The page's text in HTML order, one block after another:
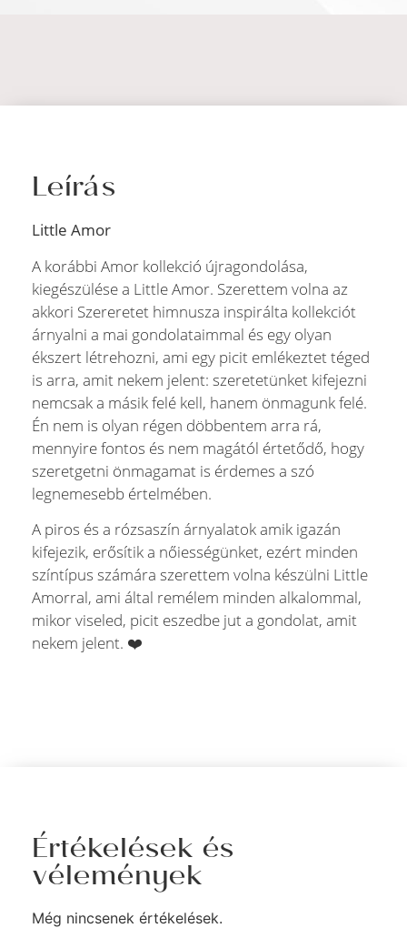
Leírás
Little Amor
A korábbi Amor kollekció újragondolása,
kiegészülése a Little Amor. Szerettem volna az
akkori Szereretet himnusza inspirálta kollekciót
árnyalni a mai gondolataimmal és egy olyan
ékszert létrehozni, ami egy picit emlékeztet téged
is arra, amit nekem jelent: szeretetünket kifejezni
nemcsak a másik felé kell, hanem önmagunk felé.
Én nem is olyan régen döbbentem arra rá,
mennyire fontos és nem magától értetődő, hogy
szeretgetni önmagamat is érdemes a szó
legnemesebb értelmében.
A piros és a rózsaszín árnyalatok amik igazán
kifejezik, erősítik a nőiességünket, ezért minden
színtípus számára szerettem volna készülni Little
Amorral, ami által remélem minden alkalommal,
mikor viseled, picit eszedbe jut a gondolat, amit
nekem jelent. ❤️
Értékelések és
vélemények
Még nincsenek értékelések.